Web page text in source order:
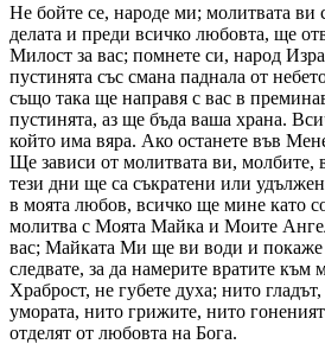
Не бойте се, народе ми; молитвата ви
делата и преди всичко любовта, ще
Милост за вас; помнете си, народ
пустинята със смана паднала от
също така ще направя с вас в
пустинята, аз ще бъда ваша храна.
който има вяра. Ако останете във
Ще зависи от молитвата ви, молбите,
тези дни ще са съкратени или
в моята любов, всичко ще мине като
молитва с Моята Майка и Моите
вас; Майката Ми ще ви води и покаже
следвате, за да намерите вратите
Храброст, не губете духа; нито
умората, нито грижите, нито
отделят от любовта на Бога.